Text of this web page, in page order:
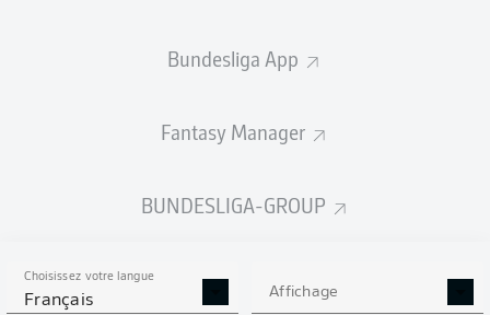
Bundesliga App
Fantasy Manager
BUNDESLIGA-GROUP
Choisissez votre langue
Français Affichage
0